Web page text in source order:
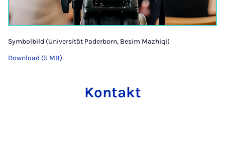
Symbolbild (Universität Paderborn, Besim Mazhiqi)
Download (5 MB)
Kontakt